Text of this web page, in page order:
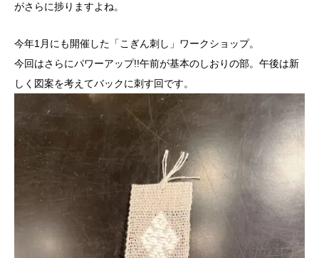
がさらに捗りますよね。
今年1月にも開催した「こぎん刺し」ワークショップ。
今回はさらにパワーアップ!!午前が基本のしおりの部。午後は新
しく図案を考えてバックに刺す回です。